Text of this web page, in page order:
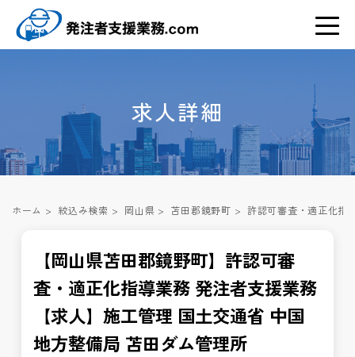
求人詳細
ホーム > 絞込み検索 > 岡山県 > 苫田郡鏡野町 > 許認可審査・適正化指
【岡山県苫田郡鏡野町】許認可審
査・適正化指導業務 発注者支援業務
【求人】施工管理 国土交通省 中国
地方整備局 苫田ダム管理所